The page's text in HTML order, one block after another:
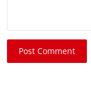
Post Comment